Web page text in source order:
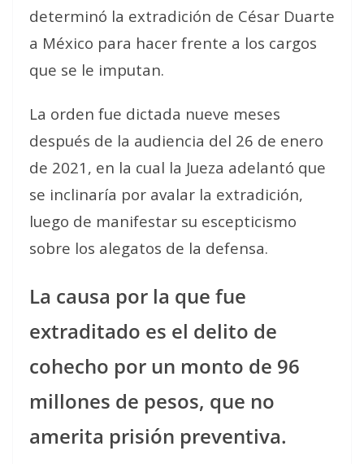
determinó la extradición de César Duarte
a México para hacer frente a los cargos
que se le imputan.
La orden fue dictada nueve meses
después de la audiencia del 26 de enero
de 2021, en la cual la Jueza adelantó que
se inclinaría por avalar la extradición,
luego de manifestar su escepticismo
sobre los alegatos de la defensa.
La causa por la que fue
extraditado es el delito de
cohecho por un monto de 96
millones de pesos, que no
amerita prisión preventiva.